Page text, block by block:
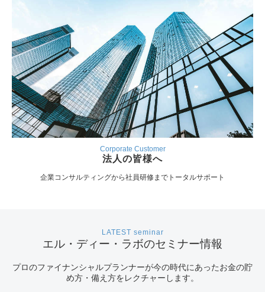
Corporate Customer
法人の皆様へ
企業コンサルティングから社員研修までトータルサポート
LATEST seminar
エル・ディー・ラボのセミナー情報
プロのファイナンシャルプランナーが今の時代にあったお金の貯
め方・備え方をレクチャーします。